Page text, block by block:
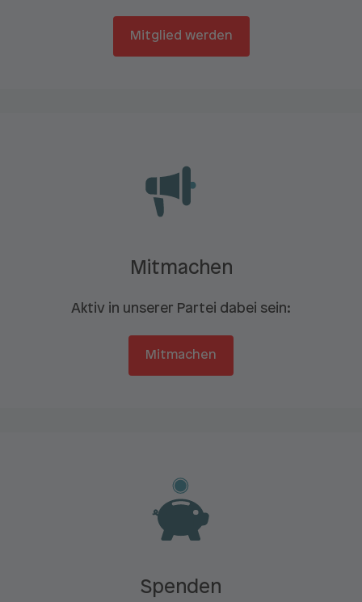
Mitglied werden
Mitmachen
Aktiv in unserer Partei dabei sein:
Mitmachen
Spenden